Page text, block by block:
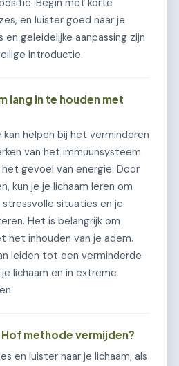
en luister goed naar je
en geleidelijke aanpassing zijn
introductie.
lang in te houden met
helpen bij het verminderen
van het immuunsysteem
gevoel van energie. Door
kun je je lichaam leren om
situaties en je
Het is belangrijk om
het inhouden van je adem.
leiden tot een verminderde
lichaam en in extreme
methode vermijden?
en luister naar je lichaam; als